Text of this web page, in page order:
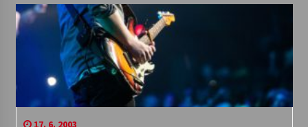
17. 6. 2003